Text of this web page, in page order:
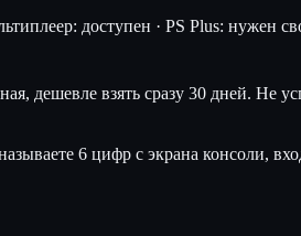
доступен · PS Plus: нужен
дешевле взять сразу 30 дней. Не
6 цифр с экрана консоли,